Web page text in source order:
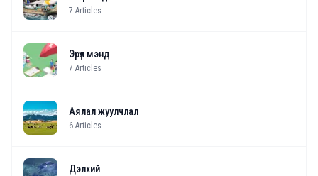
7 Articles
Эрүүл мэнд
7 Articles
Аялал жуулчлал
6 Articles
Дэлхий